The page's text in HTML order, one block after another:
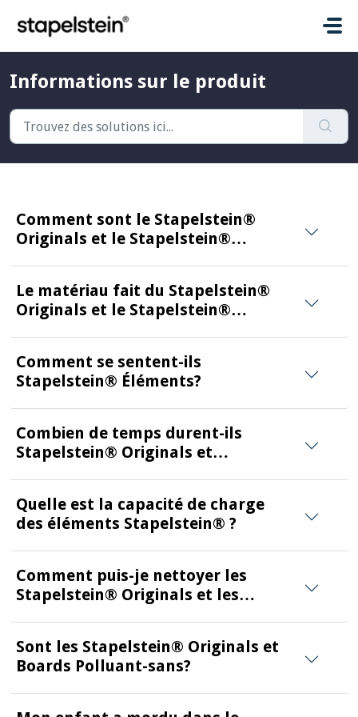
Informations sur le produit
Comment sont le Stapelstein®
Originals et le Stapelstein®
Le matériau fait du Stapelstein®
Originals et le Stapelstein®
Comment se sentent-ils
Stapelstein® Éléments?
Combien de temps durent-ils
Stapelstein® Originals et
Quelle est la capacité de charge
des éléments Stapelstein® ?
Comment puis-je nettoyer les
Stapelstein® Originals et les
Sont les Stapelstein® Originals et
Boards Polluant-sans?